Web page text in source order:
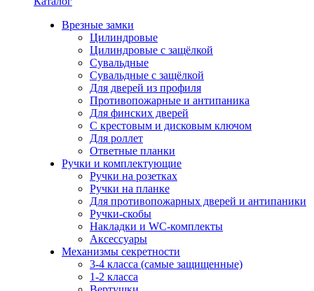
Врезные замки
Цилиндровые
Цилиндровые с защёлкой
Сувальдные
Сувальдные с защёлкой
Для дверей из профиля
Противопожарные и антипаника
Для финских дверей
С крестовым и дисковым ключом
Для роллет
Ответные планки
Ручки и комплектующие
Ручки на розетках
Ручки на планке
Для противопожарных дверей и антипаники
Ручки-скобы
Накладки и WC-комплекты
Аксессуары
Механизмы секретности
3-4 класса (самые защищенные)
1-2 класса